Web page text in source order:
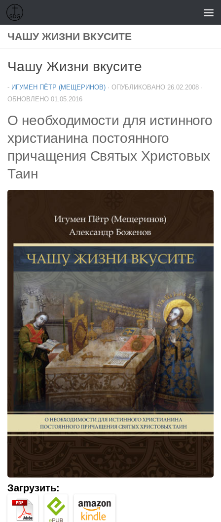
Перейти к содержимому
ЧАШУ ЖИЗНИ ВКУСИТЕ
Чашу Жизни вкусите
- ИГУМЕН ПЁТР (МЕЩЕРИНОВ) · ОПУБЛИКОВАНО 26.02.2008 ·
ОБНОВЛЕНО 01.05.2016
О необходимости для истинного
христианина постоянного
причащения Святых Христовых
Таин
Загрузить: